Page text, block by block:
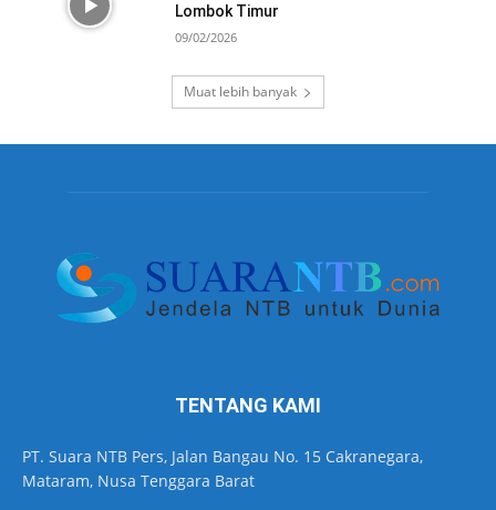
Lombok Timur
09/02/2026
Muat lebih banyak
TENTANG KAMI
PT. Suara NTB Pers, Jalan Bangau No. 15 Cakranegara,
Mataram, Nusa Tenggara Barat